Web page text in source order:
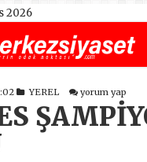
2026
YEREL yorum yap